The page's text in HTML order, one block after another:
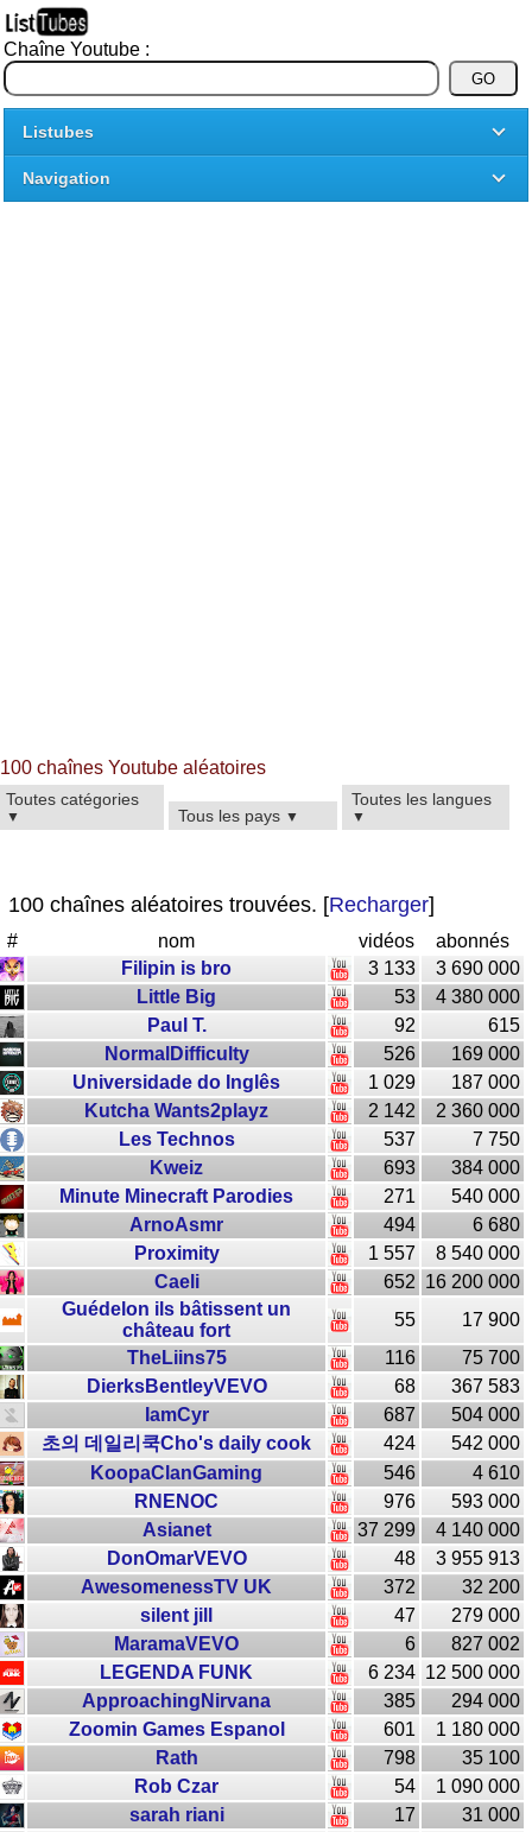
Chaîne Youtube :
Listubes
Navigation
100 chaînes Youtube aléatoires
Toutes catégories
▼ Tous les pays ▼
Toutes les langues
▼
100 chaînes aléatoires trouvées. [Recharger]
# nom vidéos
abonnés
Filipin is bro
3 133
3 690 000
Little Big
53
4 380 000
Paul T.
92
615
NormalDifficulty
526
169 000
Universidade do Inglês
1 029
187 000
Kutcha Wants2playz
2 142
2 360 000
Les Technos
537
7 750
Kweiz
693
384 000
Minute Minecraft Parodies
271
540 000
ArnoAsmr
494
6 680
Proximity
1 557
8 540 000
Caeli
652 16 200 000
Guédelon ils bâtissent un
château fort
55
17 900
TheLiins75
116
75 700
DierksBentleyVEVO
68
367 583
IamCyr
687
504 000
초의 데일리쿡Cho's daily cook
424
542 000
KoopaClanGaming
546
4 610
RNENOC
976
593 000
Asianet
37 299
4 140 000
DonOmarVEVO
48
3 955 913
AwesomenessTV UK
372
32 200
silent jill
47
279 000
MaramaVEVO
6
827 002
LEGENDA FUNK
6 234 12 500 000
ApproachingNirvana
385
294 000
Zoomin Games Espanol
601
1 180 000
Rath
798
35 100
Rob Czar
54
1 090 000
sarah riani
17
31 000